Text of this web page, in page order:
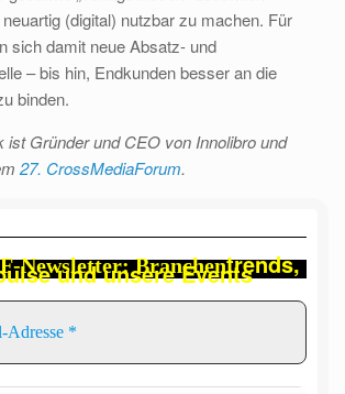
(digital) nutzbar zu machen. Für
sich damit neue Absatz- und
– bis hin, Endkunden besser an die
binden.
ist Gründer und CEO von Innolibro und
27. CrossMediaForum.
Newsletter: Branchentrends,
und unsere Events